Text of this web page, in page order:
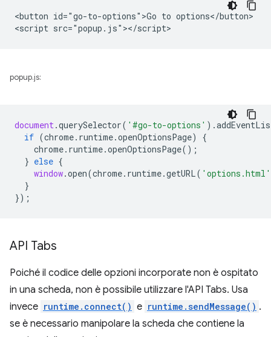
<button id="go-to-options">Go to options</button>
popup.js:
document .querySelector( '#go-to-options' ).
if (chrome. runtime.openOptionsPage)
{
chrome. runtime.openOptionsPage();
} else {
window.open(chrome. runtime.getURL( 'options.html'
}
});
API Tabs
Poiché il codice delle opzioni incorporate non è ospitato
in una scheda, non è possibile utilizzare l'API Tabs. Usa
invece runtime.connect() e runtime.sendMessage() .
se è necessario manipolare la scheda che contiene la